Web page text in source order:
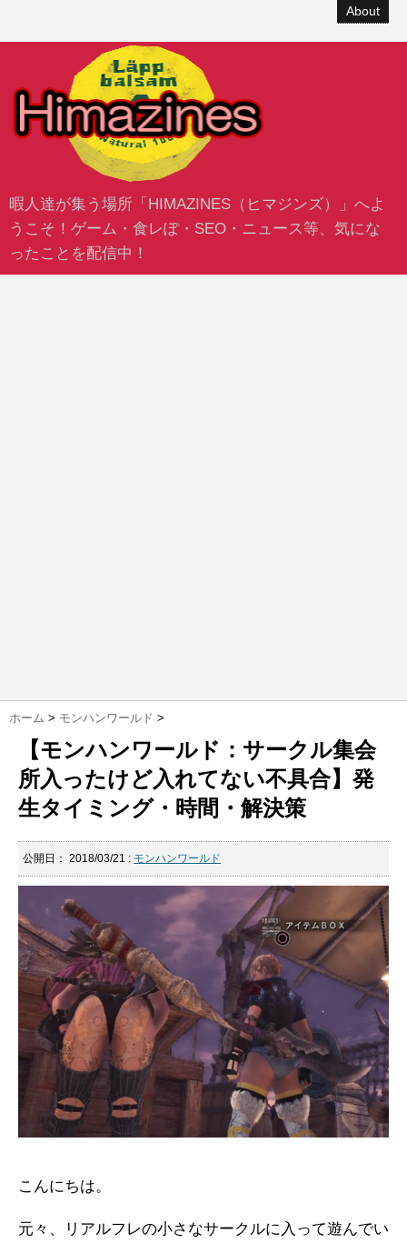
About
暇人達が集う場所「HIMAZINES（ヒマジンズ）」へよ
うこそ！ゲーム・食レぽ・SEO・ニュース等、気にな
ったことを配信中！
ホーム > モンハンワールド >
【モンハンワールド：サークル集会
所入ったけど入れてない不具合】発
生タイミング・時間・解決策
公開日： 2018/03/21 : モンハンワールド
こんにちは。
元々、リアルフレの小さなサークルに入って遊んでい